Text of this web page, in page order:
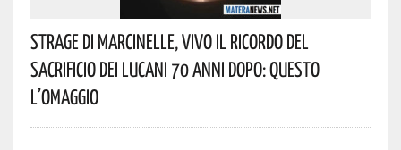
Strage Di Marcinelle, Vivo Il Ricordo Del
Sacrificio Dei Lucani 70 Anni Dopo: Questo
L’omaggio